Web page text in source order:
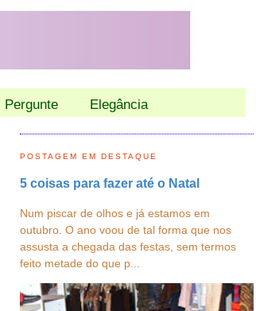
Pergunte Elegância
POSTAGEM EM DESTAQUE
5 coisas para fazer até o Natal
Num piscar de olhos e já estamos em
outubro. O ano voou de tal forma que nos
assusta a chegada das festas, sem termos
feito metade do que p...